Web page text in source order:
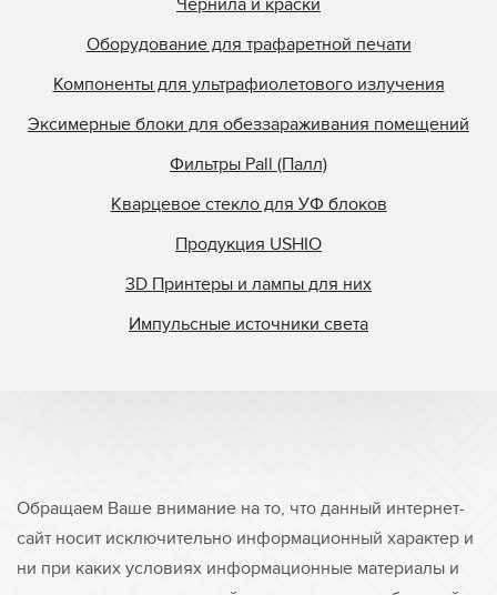
StrataSys
Superfici
Superfine Printing M
Superior Quartz
Svecia
Tasic
TCS
UV Doctor
UV Graphics
Оборудование для трафаретной печати
Компоненты для ультрафиолетового излучения
Эксимерные блоки для обеззараживания помещений
Фильтры Pall (Палл)
Кварцевое стекло для УФ блоков
Продукция USHIO
3D Принтеры и лампы для них
Импульсные источники света
Обращаем Ваше внимание на то, что данный интернет-
сайт носит исключительно информационный характер и
ни при каких условиях информационные материалы и